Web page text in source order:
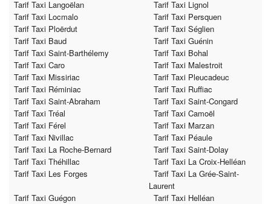
Tarif Taxi Langoëlan
Tarif Taxi Lignol
Tarif Taxi Locmalo
Tarif Taxi Persquen
Tarif Taxi Ploërdut
Tarif Taxi Séglien
Tarif Taxi Baud
Tarif Taxi Guénin
Tarif Taxi Saint-Barthélemy
Tarif Taxi Bohal
Tarif Taxi Caro
Tarif Taxi Malestroit
Tarif Taxi Missiriac
Tarif Taxi Pleucadeuc
Tarif Taxi Réminiac
Tarif Taxi Ruffiac
Tarif Taxi Saint-Abraham
Tarif Taxi Saint-Congard
Tarif Taxi Tréal
Tarif Taxi Camoël
Tarif Taxi Férel
Tarif Taxi Marzan
Tarif Taxi Nivillac
Tarif Taxi Péaule
Tarif Taxi La Roche-Bernard
Tarif Taxi Saint-Dolay
Tarif Taxi Théhillac
Tarif Taxi La Croix-Helléan
Tarif Taxi Les Forges
Tarif Taxi La Grée-Saint-
Laurent
Tarif Taxi Guégon
Tarif Taxi Helléan